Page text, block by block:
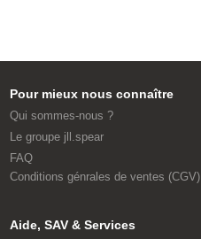
Pour mieux nous connaître
Qui sommes-nous ?
Le groupe jll.spear
FAQ
Conditions génrales de ventes (CGV)
Aide, SAV & Services